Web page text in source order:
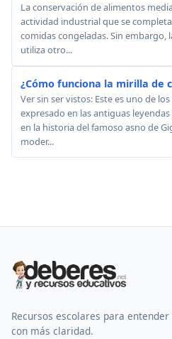
La conservación de alimentos
actividad industrial que se
comidas congeladas. Sin embargo,
utiliza otro...
¿Cómo funciona la mirilla de
Ver sin ser vistos: Este es uno de
expresado en las antiguas
en la historia del famoso asno de
moder...
Recursos escolares para
con más claridad.